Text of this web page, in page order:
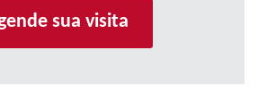
sua visita